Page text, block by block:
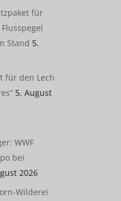
für
Stand 5.
für den Lech
5. August
WWF
bei
2026
Wilderei